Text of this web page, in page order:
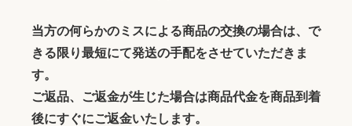
当方の何らかのミスによる商品の交換の場合は、で
きる限り最短にて発送の手配をさせていただきま
す。
ご返品、ご返金が生じた場合は商品代金を商品到着
後にすぐにご返金いたします。